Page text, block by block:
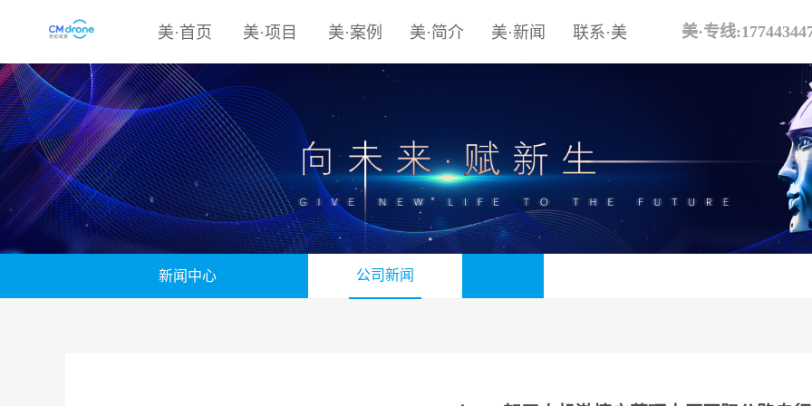
美·首页 美·项目 美·案例 美·简介 美·新闻 联系·美 美·专线
新闻中心 公司新闻